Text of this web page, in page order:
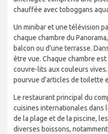
chauffée avec toboggans
Un minibar et une télévision
chaque chambre du
balcon ou d'une terrasse.
être vue. Chaque chambre
couvre-lits aux couleurs
pourvue d'articles de toilette
Le restaurant principal du
cuisines internationales dans
de la plage et de la piscine,
diverses boissons,